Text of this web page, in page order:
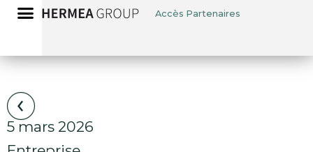
Accès Partenaires
5 mars 2026